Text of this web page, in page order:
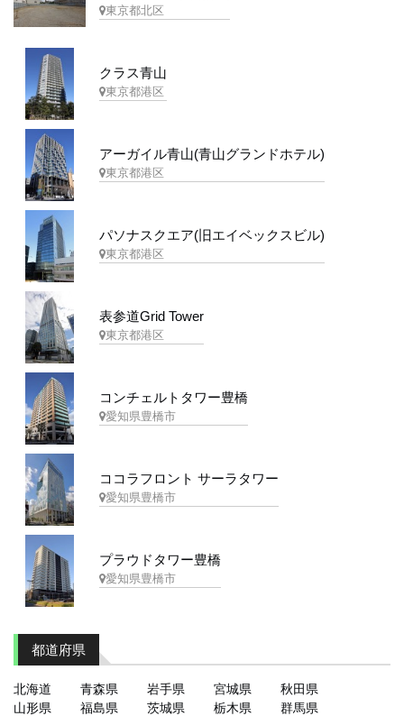
東京都北区
クラス青山
東京都港区
アーガイル青山(青山グランドホテル)
東京都港区
パソナスクエア(旧エイベックスビル)
東京都港区
表参道Grid Tower
東京都港区
コンチェルトタワー豊橋
愛知県豊橋市
ココラフロント サーラタワー
愛知県豊橋市
プラウドタワー豊橋
愛知県豊橋市
都道府県
北海道 青森県 岩手県 宮城県
秋田県
山形県
福島県 茨城県 栃木県
群馬県